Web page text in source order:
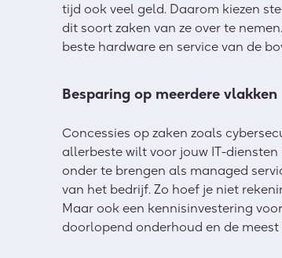
tijd ook veel geld. Daarom kiezen
dit soort zaken van ze over te
beste hardware en service van de
Besparing op meerdere vlakken
Concessies op zaken zoals
allerbeste wilt voor jouw IT-
onder te brengen als managed
van het bedrijf. Zo hoef je niet
Maar ook een kennisinvestering
doorlopend onderhoud en de